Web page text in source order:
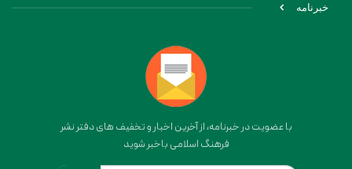
خبرنامه
با عضویت در خبرنامه، از آخرین اخبار و تخفیف های دفتر نشر
فرهنگ اسلامی باخبر شوید